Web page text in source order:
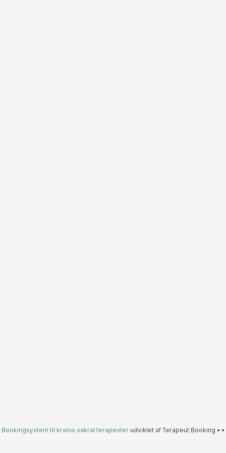
Bookingsystem til kranio sakral terapeuter udviklet af Terapeut Booking • •